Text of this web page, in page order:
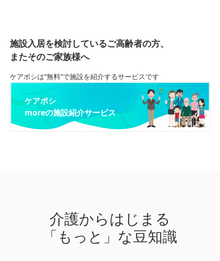
施設入居を検討しているご高齢者の方、
またそのご家族様へ
ケアポシは“無料“で施設を紹介するサービスです
ケアポシ
moreの施設紹介サービス
介護からはじまる
「もっと」な豆知識